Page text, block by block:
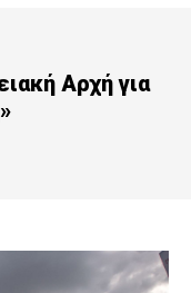
Αρχή για